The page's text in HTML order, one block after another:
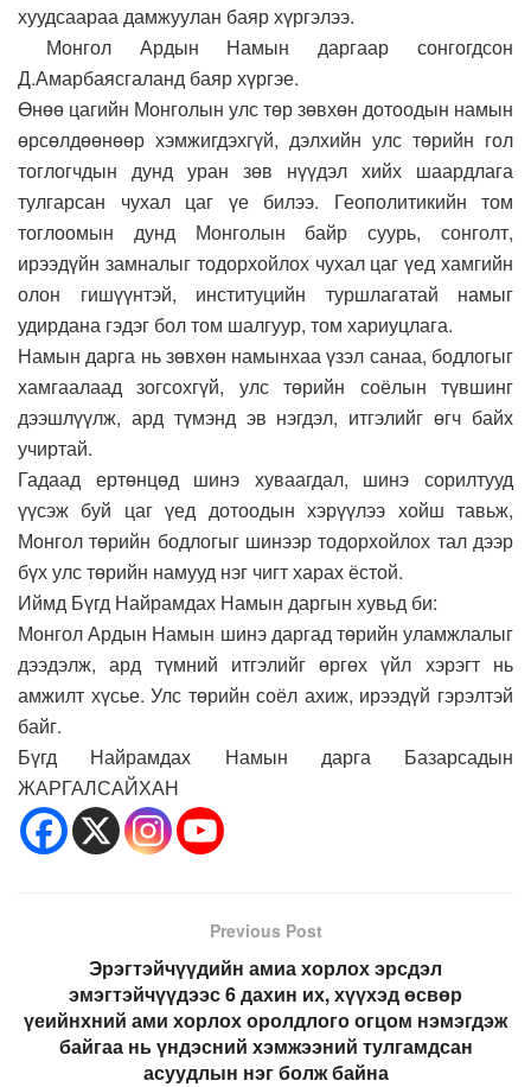
хуудсаараа дамжуулан баяр хүргэлээ.
Монгол Ардын Намын даргаар сонгогдсон
Д.Амарбаясгаланд баяр хүргэе.
Өнөө цагийн Монголын улс төр зөвхөн дотоодын намын
өрсөлдөөнөөр хэмжигдэхгүй, дэлхийн улс төрийн гол
тоглогчдын дунд уран зөв нүүдэл хийх шаардлага
тулгарсан чухал цаг үе билээ. Геополитикийн том
тоглоомын дунд Монголын байр суурь, сонголт,
ирээдүйн замналыг тодорхойлох чухал цаг үед хамгийн
олон гишүүнтэй, институцийн туршлагатай намыг
удирдана гэдэг бол том шалгуур, том хариуцлага.
Намын дарга нь зөвхөн намынхаа үзэл санаа, бодлогыг
хамгаалаад зогсохгүй, улс төрийн соёлын түвшинг
дээшлүүлж, ард түмэнд эв нэгдэл, итгэлийг өгч байх
учиртай.
Гадаад ертөнцөд шинэ хуваагдал, шинэ сорилтууд
үүсэж буй цаг үед дотоодын хэрүүлээ хойш тавьж,
Монгол төрийн бодлогыг шинээр тодорхойлох тал дээр
бүх улс төрийн намууд нэг чигт харах ёстой.
Иймд Бүгд Найрамдах Намын даргын хувьд би:
Монгол Ардын Намын шинэ даргад төрийн уламжлалыг
дээдэлж, ард түмний итгэлийг өргөх үйл хэрэгт нь
амжилт хүсье. Улс төрийн соёл ахиж, ирээдүй гэрэлтэй
байг.
Бүгд Найрамдах Намын дарга Базарсадын
ЖАРГАЛСАЙХАН
Previous Post
Эрэгтэйчүүдийн амиа хорлох эрсдэл
эмэгтэйчүүдээс 6 дахин их, хүүхэд өсвөр
үеийнхний ами хорлох оролдлого огцом нэмэгдэж
байгаа нь үндэсний хэмжээний тулгамдсан
асуудлын нэг болж байна